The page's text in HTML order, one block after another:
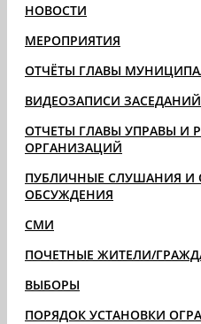
НОВОСТИ
МЕРОПРИЯТИЯ
ОТЧЁТЫ ГЛАВЫ
ВИДЕОЗАПИСИ ЗАСЕДАНИЙ
ОТЧЕТЫ ГЛАВЫ УПРАВЫ И
ОРГАНИЗАЦИЙ
ПУБЛИЧНЫЕ СЛУШАНИЯ И
ОБСУЖДЕНИЯ
СМИ
ПОЧЕТНЫЕ ЖИТЕЛИ/
ВЫБОРЫ
ПОРЯДОК УСТАНОВКИ